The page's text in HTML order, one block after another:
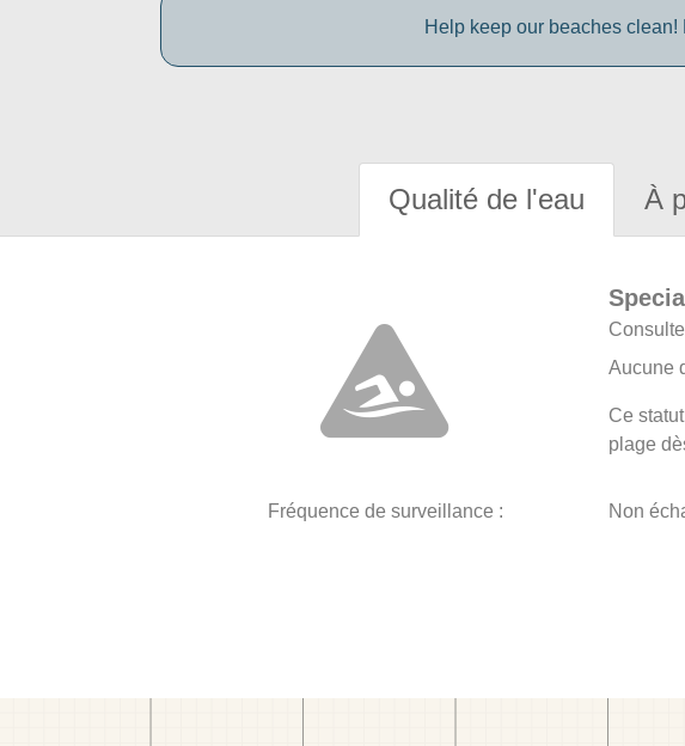
Help keep our beaches
Qualité de l'eau À
Aucune
Ce
plage
Fréquence de surveillance : Non